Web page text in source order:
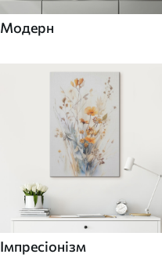
Модерн
Імпресіонізм